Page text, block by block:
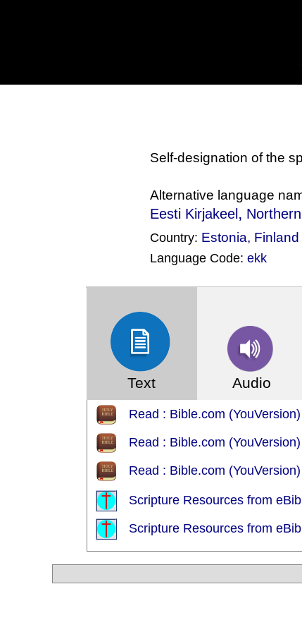
Self-designation of the
Alternative language
Eesti Kirjakeel ,
Country: Estonia, Finland
Language Code:ekk
Text Audio
Read : Bible.com
Read : Bible.com
Read : Bible.com
Scripture Resources from
Scripture Resources from